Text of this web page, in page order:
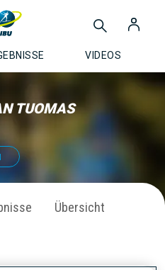
VIDEOS
TUOMAS
Übersicht